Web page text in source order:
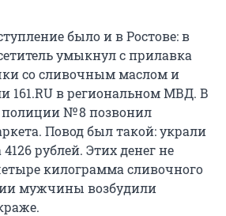
было и в Ростове: в
умыкнул с прилавка
со сливочным маслом и
161.RU в региональном МВД. В
полиции № 8 позвонил
Повод был такой: украли
рублей. Этих денег не
килограмма сливочного
мужчины возбудили